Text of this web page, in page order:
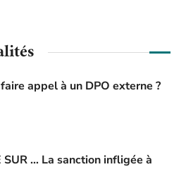
appel à un DPO externe ?
SUR … La sanction infligée à